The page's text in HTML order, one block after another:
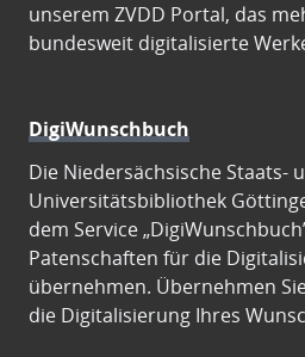
unserem ZVDD Portal, das
bundesweit digitalisierte
DigiWunschbuch
Die Niedersächsische Staats-
Universitätsbibliothek
dem Service
Patenschaften für die
übernehmen. Übernehmen
die Digitalisierung Ihres